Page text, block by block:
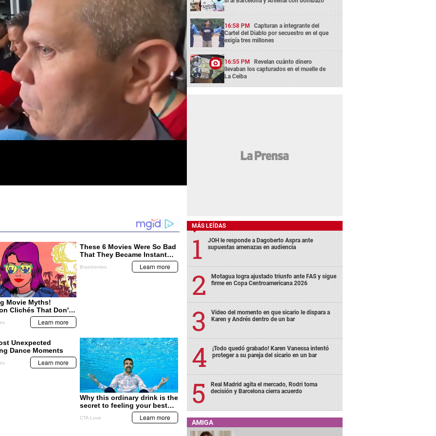
16:58 PM Capturan a integrante del
Cartel del Diablo por secuestro en el que
exigía tres millones
16:55 PM Revelan cuánto dinero
llevaban los capturados en el muelle de
La Ceiba
MÁS LEÍDAS
JOH le responde a Dagoberto Aspra ante
supuestas amenazas en audiencia
Motagua logra ajustado triunfo ante FAS y sigue
firme en Copa Centroamericana 2026
Video del momento en que sicario le dispara a
Karen y Andrés dentro de un bar
¡Todo quedó grabado! Karen Vanessa intentó
proteger a su pareja del sicario en un bar
Real Madrid agita el mercado, Rodri toma
decisión y Barcelona cierra acuerdo
AMIGA